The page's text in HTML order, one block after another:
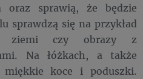
oraz sprawią, że będzie
sprawdzą się na przykład
ziemi czy obrazy z
Na łóżkach, a także
miękkie koce i poduszki.